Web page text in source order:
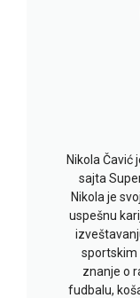
Nikola Čavić
sajta
Nikola je
uspešnu
sportskim
znanje o
fudbalu,